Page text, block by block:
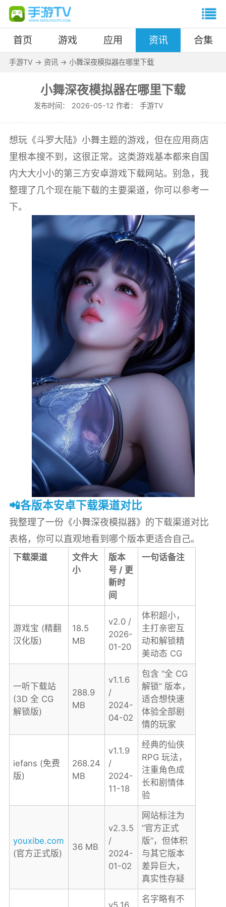
首页 游戏 应用 资讯 合集
手游TV -> 资讯-> 小舞深夜模拟器在哪里下载
小舞深夜模拟器在哪里下载
发布时间： 2026-05-12 作者： 手游TV
想玩《斗罗大陆》小舞主题的游戏，但在应用商店
里根本搜不到，这很正常。这类游戏基本都来自国
内大大小小的第三方安卓游戏下载网站。别急，我
整理了几个现在能下载的主要渠道，你可以参考一
下。
📲各版本安卓下载渠道对比
我整理了一份《小舞深夜模拟器》的下载渠道对比
表格，你可以直观地看到哪个版本更适合自己。
下载渠道
文件大
小
版本
号 / 更
新时
间
一句话备注
游戏宝 (精翻
汉化版)
18.5
MB
v2.0 /
2026-
01-20
体积超小，
主打亲密互
动和解锁精
美动态 CG
一听下载站
(3D 全 CG
解锁版)
288.9
MB
v1.1.6
/
2024-
04-02
包含 “全 CG
解锁” 版本，
适合想快速
体验全部剧
情的玩家
iefans (免费
版)
268.24
MB
v1.1.9
/
2024-
11-18
经典的仙侠
RPG 玩法，
注重角色成
长和剧情体
验
youxibe.com
(官方正式版)
36 MB
v2.3.5
/
2024-
01-02
网站标注为
“官方正式
版”，但体积
与其它版本
差异巨大，
真实性存疑
名字略有不